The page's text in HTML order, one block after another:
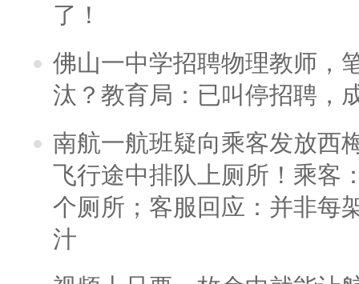
了！
佛山一中学招聘物理教师，
汰？教育局：已叫停招聘，
南航一航班疑向乘客发放西
飞行途中排队上厕所！乘客
个厕所；客服回应：并非每
汁